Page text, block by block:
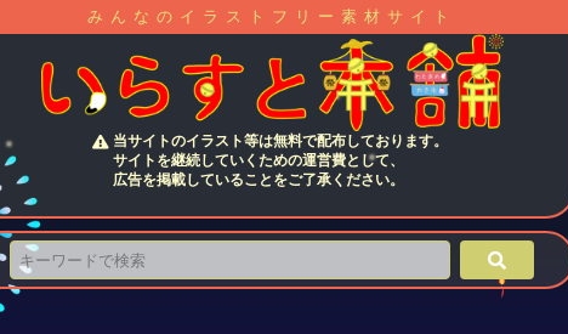
みんなのイラストフリー素材サイト
当サイトのイラスト等は無料で配布しております。
サイトを継続していくための運営費として、
広告を掲載していることをご了承ください。